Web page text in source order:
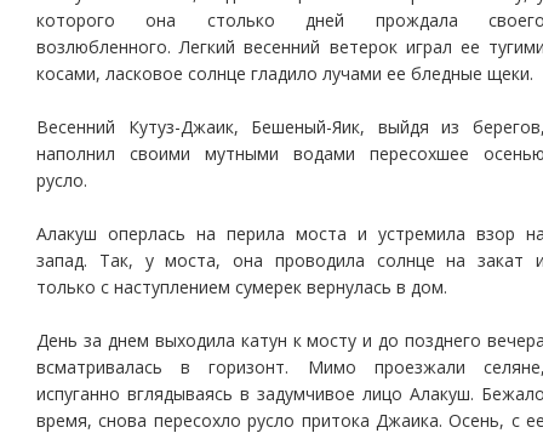
которого она столько дней прождала
возлюбленного. Легкий весенний ветерок играл ее
косами, ласковое солнце гладило лучами ее бледные щеки.
Весенний Кутуз-Джаик, Бешеный-Яик, выйдя из
наполнил своими мутными водами пересохшее
русло.
Алакуш оперлась на перила моста и устремила взор
запад. Так, у моста, она проводила солнце на закат
только с наступлением сумерек вернулась в дом.
День за днем выходила катун к мосту и до позднего
всматривалась в горизонт. Мимо проезжали
испуганно вглядываясь в задумчивое лицо Алакуш.
время, снова пересохло русло притока Джаика. Осень, с